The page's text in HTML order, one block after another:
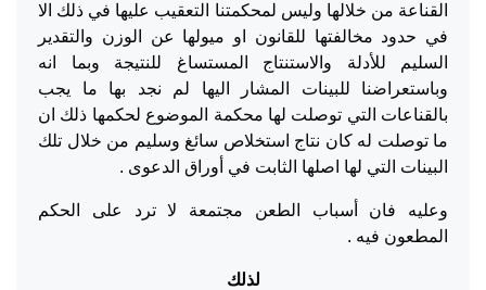
القناعة من خلالها وليس لمحكمتنا التعقيب عليها في ذلك الا
في حدود مخالفتها للقانون او ميولها عن الوزن والتقدير
السليم للأدلة والاستنتاج المستساغ للنتيجة وبما انه
وباستعراضنا للبينات المشار اليها لم نجد بها ما يجب
بالقناعات التي توصلت لها محكمة الموضوع لحكمها ذلك ان
ما توصلت له كان نتاج استخلاص سائغ وسليم من خلال تلك
البينات التي لها اصلها الثابت في أوراق الدعوى .
وعليه فان أسباب الطعن مجتمعة لا ترد على الحكم
المطعون فيه .
لذلك